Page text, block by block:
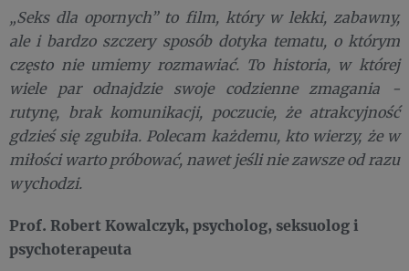
„Seks dla opornych” to film, który w lekki, zabawny,
ale i bardzo szczery sposób dotyka tematu, o którym
często nie umiemy rozmawiać. To historia, w której
wiele par odnajdzie swoje codzienne zmagania -
rutynę, brak komunikacji, poczucie, że atrakcyjność
gdzieś się zgubiła. Polecam każdemu, kto wierzy, że w
miłości warto próbować, nawet jeśli nie zawsze od razu
wychodzi.
Prof. Robert Kowalczyk, psycholog, seksuolog i
psychoterapeuta